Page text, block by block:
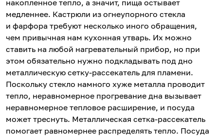
накопленное тепло, а значит, пища остывает
медленнее. Кастрюли из огнеупорного стекла
и фарфора требуют несколько иного обращения,
чем привычная нам кухонная утварь. Их можно
ставить на любой нагревательный прибор, но при
этом обязательно нужно подкладывать под дно
металлическую сетку-рассекатель для пламени.
Поскольку стекло намного хуже металла проводит
тепло, неравномерное прогревание дна вызывает
неравномерное тепловое расширение, и посуда
может треснуть. Металлическая сетка-рассекатель
помогает равномернее распределять тепло. Посуда